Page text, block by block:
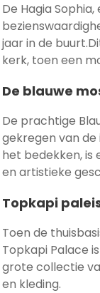
De Hagia
jaar in de
kerk, toen een
De blauwe
De prachtige
gekregen van de
het bedekken, is
en artistieke
Topkapi
Toen de
Topkapi Palace
grote collectie
en kleding.